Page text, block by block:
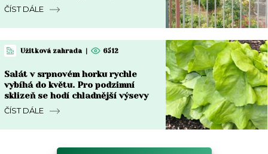
ČÍST DÁLE
Užitková zahrada | 6512
Salát v srpnovém horku rychle
vybíhá do květu. Pro podzimní
sklizeň se hodí chladnější výsevy
ČÍST DÁLE